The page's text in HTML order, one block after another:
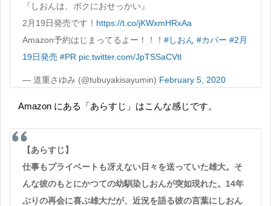
『しおんは、ボクにおせっかい』
2月19日発売です！ https://t.co/jKWxmHRxAa
Amazon予約はじまってるよー！！！ #しおん #カバー #2月
19日発売 #PR pic.twitter.com/JpTSSaCVtl
— 道重さゆみ (@tubuyakisayumin) February 5, 2020
Amazon にある「あらすじ」はこんな感じです。
【あらすじ】
仕事もプライベートも冴えない日々を送っていた雄大。そ
んな彼のもとにかつての幼馴染しおんが突如現れた。14年
ぶりの再会に喜ぶ雄大だが、近況を語る彼の言葉にしおん